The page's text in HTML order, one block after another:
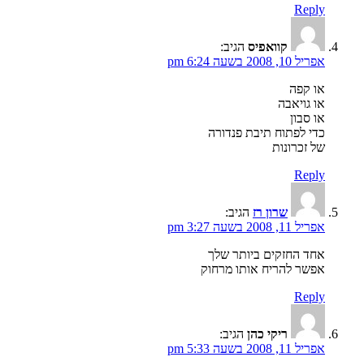
Reply
קוואפיס הגיב:
אפריל 10, 2008 בשעה 6:24 pm
או קפה
או גויאבה
או סבון
כדי לפתוח תיבת פנדורה
של זכרונות
Reply
שרון רז הגיב:
אפריל 11, 2008 בשעה 3:27 pm
אחד החזקים ביותר שלך
אפשר להריח אותו מרחוק
Reply
ריקי כהן הגיב:
אפריל 11, 2008 בשעה 5:33 pm